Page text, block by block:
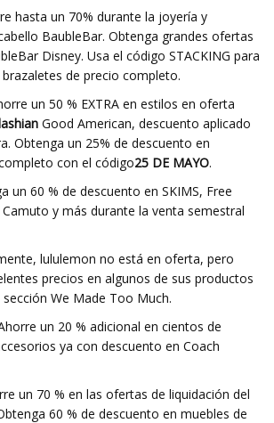
hasta un 70% durante la joyería y
BaubleBar. Obtenga grandes ofertas
Disney. Usa el código STACKING para
de precio completo.
un 50 % EXTRA en estilos en oferta
Good American, descuento aplicado
Obtenga un 25% de descuento en
con el código25 DE MAYO.
un 60 % de descuento en SKIMS, Free
Camuto y más durante la venta semestral
lululemon no está en oferta, pero
precios en algunos de sus productos
We Made Too Much.
un 20 % adicional en cientos de
ya con descuento en Coach
un 70 % en las ofertas de liquidación del
60 % de descuento en muebles de